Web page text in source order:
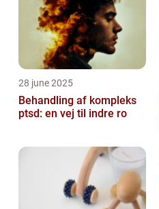
28 june 2025
Behandling af kompleks
ptsd: en vej til indre ro